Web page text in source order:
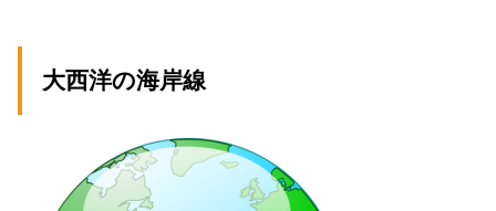
大西洋の海岸線